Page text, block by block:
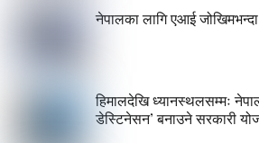
नेपालका लागि एआई
हिमालदेखि ध्यानस्थलसम्मः
डेस्टिनेसन’ बनाउने सरकारी